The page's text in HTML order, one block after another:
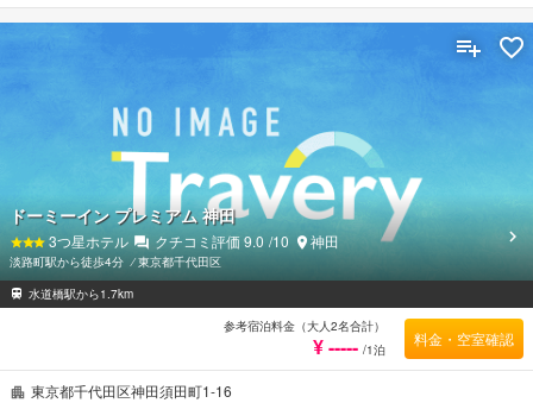
選ぶことができる。東京ドームまで約2km。皇居へは約2.3km。
東京都千代田区神田須田町1-16
ドーミーイン プレミアム 神田
3つ星ホテル クチコミ評価 9.0 /10 神田
淡路町駅から徒歩4分 ⁄東京都千代田区
水道橋駅から1.7km
参考宿泊料金（大人2名合計）
¥ ----- /1泊
料金・空室確認